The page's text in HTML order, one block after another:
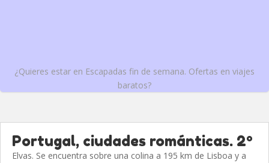
¿Quieres estar en Escapadas fin de semana. Ofertas en viajes
baratos?
Portugal, ciudades románticas. 2º
Elvas. Se encuentra sobre una colina a 195 km de Lisboa y a